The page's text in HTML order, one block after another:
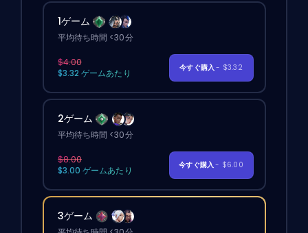
1ゲーム
平均待ち時間 <30分
$4.00
$3.32 ゲームあたり
今すぐ購入- $3.32
2ゲーム
平均待ち時間 <30分
$8.00
$3.00 ゲームあたり
今すぐ購入- $6.00
3ゲーム